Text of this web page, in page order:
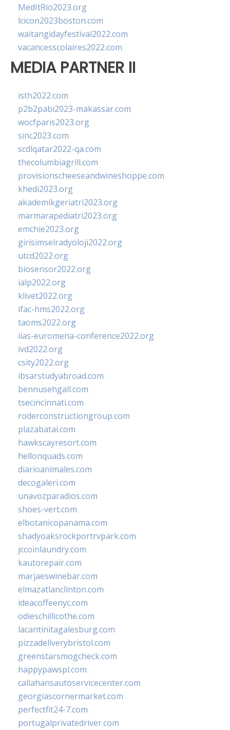
MedItRio2023.org
lcicon2023boston.com
waitangidayfestival2022.com
vacancesscolaires2022.com
MEDIA PARTNER II
isth2022.com
p2b2pabi2023-makassar.com
wocfparis2023.org
sinc2023.com
scdlqatar2022-qa.com
thecolumbiagrill.com
provisionscheeseandwineshoppe.com
khedi2023.org
akademikgeriatri2023.org
marmarapediatri2023.org
emchie2023.org
girisimselradyoloji2022.org
utcd2022.org
biosensor2022.org
ialp2022.org
klivet2022.org
ifac-hms2022.org
taoms2022.org
iias-euromena-conference2022.org
ivd2022.org
csity2022.org
ibsarstudyabroad.com
bennusehgall.com
tsecincinnati.com
roderconstructiongroup.com
plazabatai.com
hawkscayresort.com
hellonquads.com
diarioanimales.com
decogaleri.com
unavozparadios.com
shoes-vert.com
elbotanicopanama.com
shadyoaksrockportrvpark.com
jccoinlaundry.com
kautorepair.com
marjaeswinebar.com
elmazatlanclinton.com
ideacoffeenyc.com
odieschillicothe.com
lacantinitagalesburg.com
pizzadeliverybristol.com
greenstarsmogcheck.com
happypawspl.com
callahansautoservicecenter.com
georgiascornermarket.com
perfectfit24-7.com
portugalprivatedriver.com